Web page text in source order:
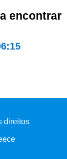
encontrar
direitos